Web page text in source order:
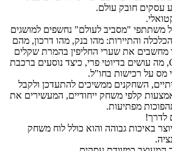
עסקים חובק עולם.
משתתפי "מסביב לעולם" נחשפים למושגים
והתיירות: מהו בנק, מהו דרכון, מהם
מחשבים את שערי החליפין בהמרת שקלים
לדולרים בעמדת ה-Change, מה עושים בדיוטי פרי, כיצד נוסעים ברכבת
מס על רכישות בחו"ל.
השחקנים ממשיכים להתעדכן ולקבל
קלפי משחק ייחודיים, המעשירים את
מפתיעות.
לדרך!
באיכות גבוהה והוא כולל לוח משחק